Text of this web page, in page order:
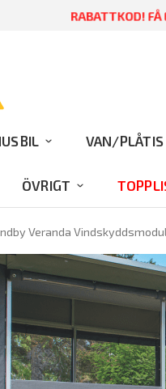
RABATTKOD! FÅ
VAN/PLÅTIS
ÖVRIGT
Veranda Vindskyddsmodul